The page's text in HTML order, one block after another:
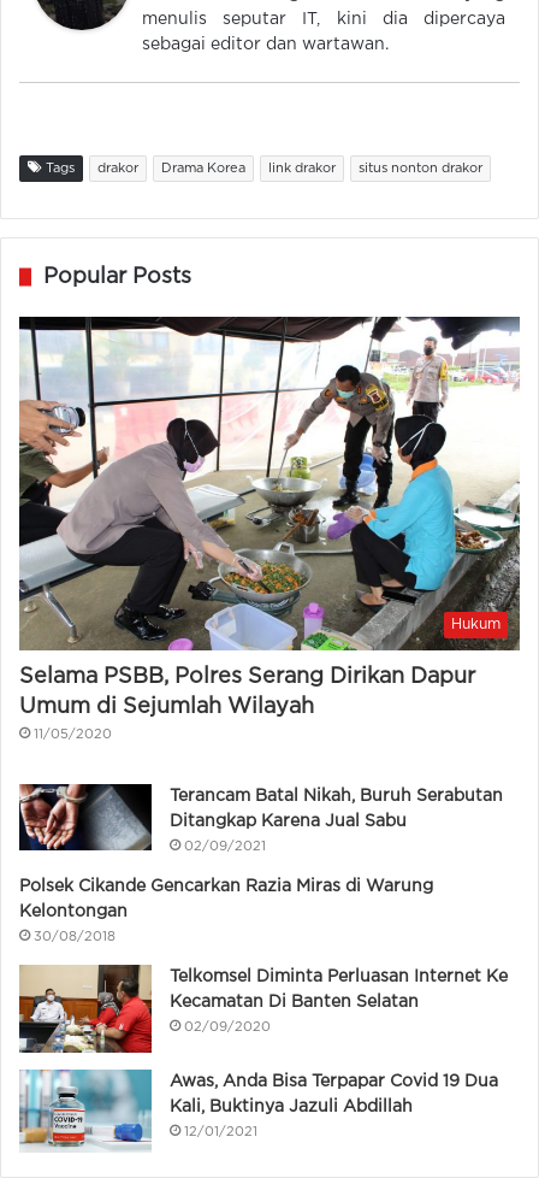
menulis seputar IT, kini dia dipercaya
sebagai editor dan wartawan.
Tags drakor Drama Korea link drakor situs nonton drakor
Popular Posts
Hukum
Selama PSBB, Polres Serang Dirikan Dapur
Umum di Sejumlah Wilayah
11/05/2020
Terancam Batal Nikah, Buruh Serabutan
Ditangkap Karena Jual Sabu
02/09/2021
Polsek Cikande Gencarkan Razia Miras di Warung
Kelontongan
30/08/2018
Telkomsel Diminta Perluasan Internet Ke
Kecamatan Di Banten Selatan
02/09/2020
Awas, Anda Bisa Terpapar Covid 19 Dua
Kali, Buktinya Jazuli Abdillah
12/01/2021